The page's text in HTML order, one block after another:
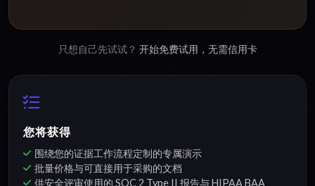
只想自己先试试？ 开始免费试用，无需信用卡
您将获得
围绕您的证据工作流程定制的专属演示
批量价格与可直接用于采购的文档
供安全评审使用的 SOC 2 Type II 报告与 HIPAA BAA